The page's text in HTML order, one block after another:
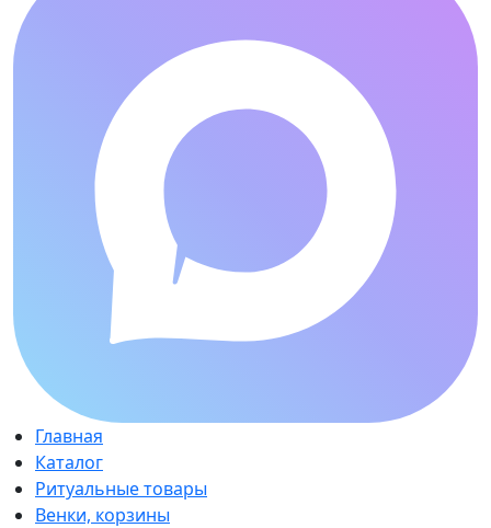
Главная
Каталог
Ритуальные товары
Венки, корзины